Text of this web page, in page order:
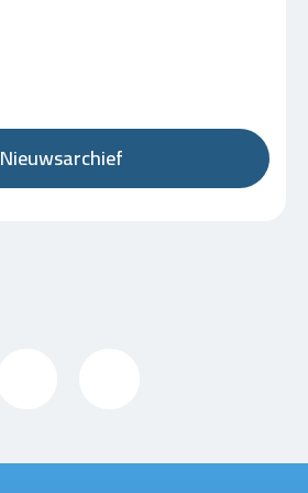
Nieuwsarchief